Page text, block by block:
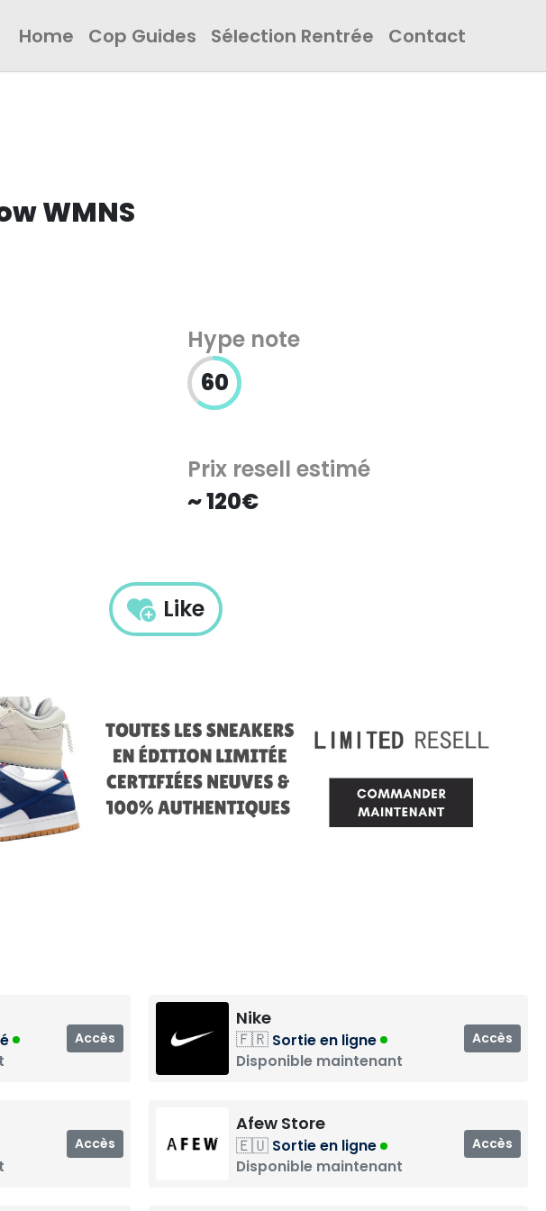
Home Cop Guides Sélection Rentrée Contact
WMNS
Hype note
60
Prix resell estimé
~ 120€
Like
Accès
Nike
🇫🇷 Sortie en ligne
Disponible maintenant
Accès
Accès
Afew Store
🇪🇺 Sortie en ligne
Disponible maintenant
Accès